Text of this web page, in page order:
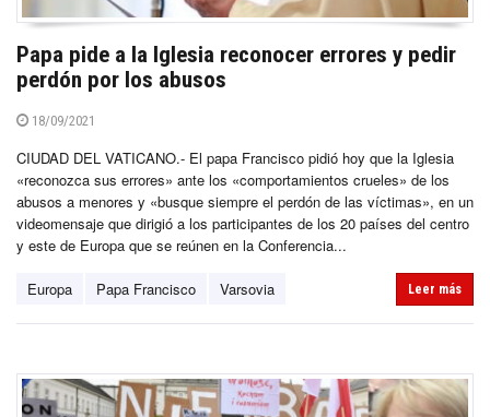
Papa pide a la Iglesia reconocer errores y pedir
perdón por los abusos
18/09/2021
CIUDAD DEL VATICANO.- El papa Francisco pidió hoy que la Iglesia
«reconozca sus errores» ante los «comportamientos crueles» de los
abusos a menores y «busque siempre el perdón de las víctimas», en un
videomensaje que dirigió a los participantes de los 20 países del centro
y este de Europa que se reúnen en la Conferencia...
Europa Papa Francisco Varsovia Leer más